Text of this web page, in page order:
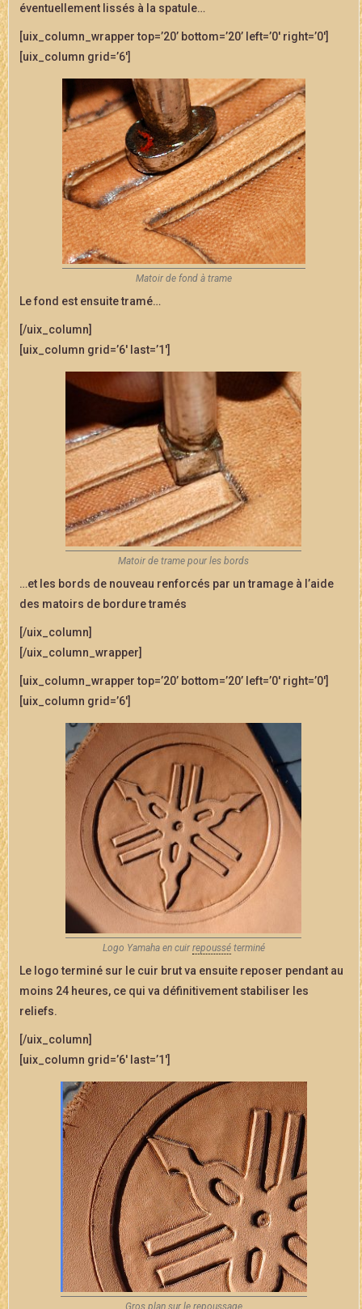
éventuellement lissés à la spatule…
[uix_column_wrapper top=’20’ bottom=’20’ left=’0′ right=’0′]
[uix_column grid=’6′]
Matoir de fond à trame
Le fond est ensuite tramé…
[/uix_column]
[uix_column grid=’6′ last=’1′]
Matoir de trame pour les bords
…et les bords de nouveau renforcés par un tramage à l’aide
des matoirs de bordure tramés
[/uix_column]
[/uix_column_wrapper]
[uix_column_wrapper top=’20’ bottom=’20’ left=’0′ right=’0′]
[uix_column grid=’6′]
Logo Yamaha en cuir repousséterminé
Le logo terminé sur le cuir brut va ensuite reposer pendant au
moins 24 heures, ce qui va définitivement stabiliser les
reliefs.
[/uix_column]
[uix_column grid=’6′ last=’1′]
Gros plan sur le repoussage